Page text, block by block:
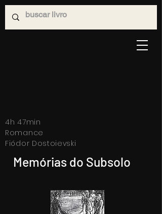
4h 47min
Romance
Fiódor Dostoievski
Memórias do Subsolo